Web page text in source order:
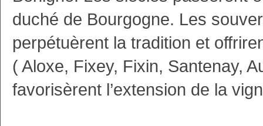
duché de Bourgogne. Les
perpétuèrent la tradition et
( Aloxe, Fixey, Fixin, Santenay,
favorisèrent l’extension de la